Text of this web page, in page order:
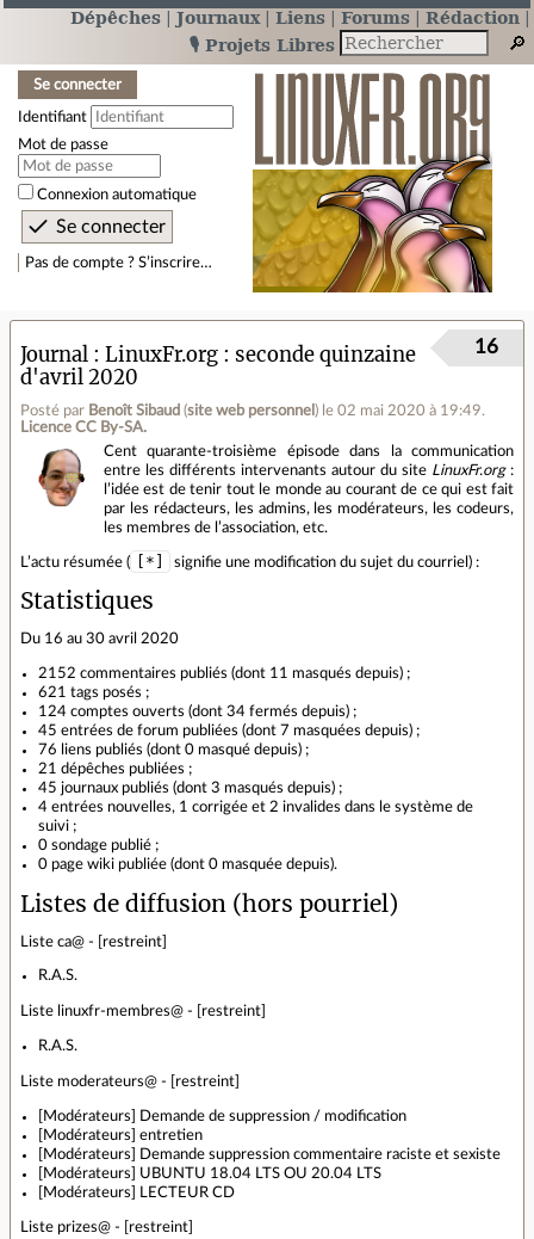
Dépêches Journaux Liens Forums
Rédaction
🎙️ Projets Libres
Se connecter
Identifiant
Mot de passe
Connexion automatique
Pas de compte ? S’inscrire…
Journal
LinuxFr.org : seconde quinzaine
d'avril 2020
Posté par Benoît Sibaud (site web personnel ) le 02 mai 2020 à 19:49.
Licence CC By‑SA.
16
Cent quarante-troisième épisode dans la communication
entre les différents intervenants autour du site LinuxFr.org:
l’idée est de tenir tout le monde au courant de ce qui est fait
par les rédacteurs, les admins, les modérateurs, les codeurs,
les membres de l’association, etc.
L’actu résumée ( [*] signifie une modification du sujet du courriel) :
Statistiques
Du 16 au 30 avril 2020
2152 commentaires publiés (dont 11 masqués depuis) ;
621 tags posés ;
124 comptes ouverts (dont 34 fermés depuis) ;
45 entrées de forum publiées (dont 7 masquées depuis) ;
76 liens publiés (dont 0 masqué depuis) ;
21 dépêches publiées ;
45 journaux publiés (dont 3 masqués depuis) ;
4 entrées nouvelles, 1 corrigée et 2 invalides dans le système de
suivi ;
0 sondage publié ;
0 page wiki publiée (dont 0 masquée depuis).
Listes de diffusion (hors pourriel)
Liste ca@ - [restreint]
R.A.S.
Liste linuxfr-membres@ - [restreint]
R.A.S.
Liste moderateurs@ - [restreint]
[Modérateurs] Demande de suppression / modification
[Modérateurs] entretien
[Modérateurs] Demande suppression commentaire raciste et sexiste
[Modérateurs] UBUNTU 18.04 LTS OU 20.04 LTS
[Modérateurs] LECTEUR CD
Liste prizes@ - [restreint]